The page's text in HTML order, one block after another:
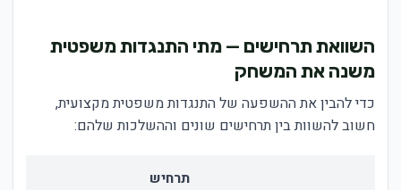
השוואת תרחישים — מתי התנגדות משפטית
משנה את המשחק
כדי להבין את ההשפעה של התנגדות משפטית מקצועית,
חשוב להשוות בין תרחישים שונים וההשלכות שלהם:
תרחיש